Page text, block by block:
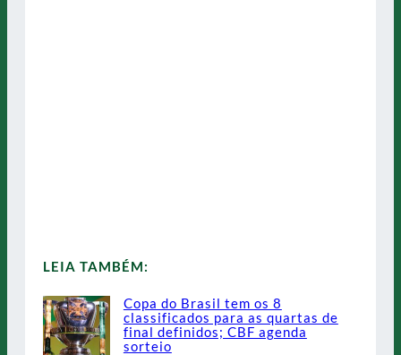
LEIA TAMBÉM:
Copa do Brasil tem os 8
classificados para as quartas de
final definidos; CBF agenda
sorteio